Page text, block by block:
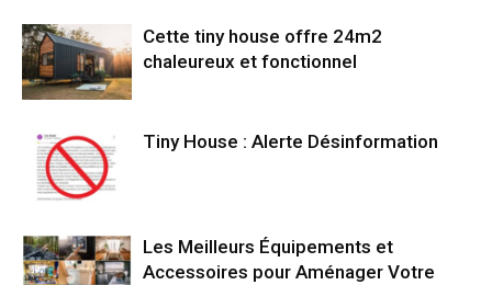
Cette tiny house offre 24m2
chaleureux et fonctionnel
Tiny House : Alerte Désinformation
Les Meilleurs Équipements et
Accessoires pour Aménager Votre